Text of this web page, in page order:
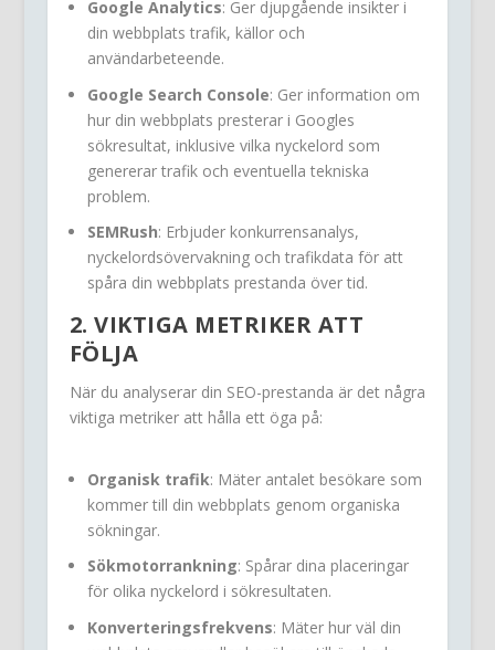
Google Analytics: Ger djupgående insikter i
din webbplats trafik, källor och
användarbeteende.
Google Search Console: Ger information om
hur din webbplats presterar i Googles
sökresultat, inklusive vilka nyckelord som
genererar trafik och eventuella tekniska
problem.
SEMRush: Erbjuder konkurrensanalys,
nyckelordsövervakning och trafikdata för att
spåra din webbplats prestanda över tid.
2. VIKTIGA METRIKER ATT
FÖLJA
När du analyserar din SEO-prestanda är det några
viktiga metriker att hålla ett öga på:
Organisk trafik: Mäter antalet besökare som
kommer till din webbplats genom organiska
sökningar.
Sökmotorrankning: Spårar dina placeringar
för olika nyckelord i sökresultaten.
Konverteringsfrekvens: Mäter hur väl din